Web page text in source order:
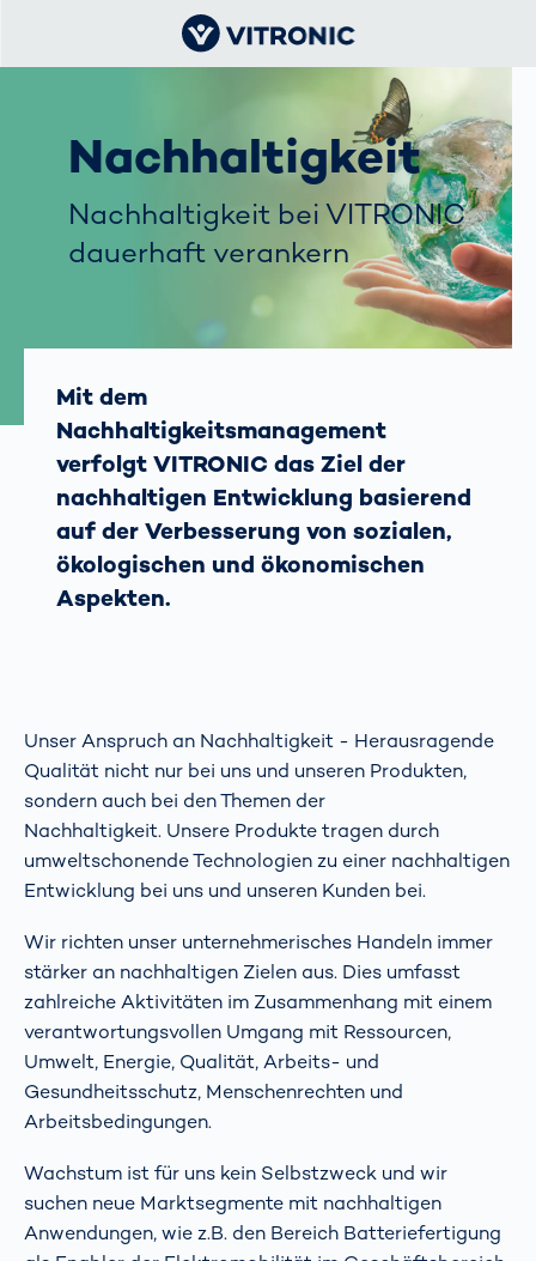
Nachhaltigkeit
Nachhaltigkeit bei VITRONIC
dauerhaft verankern
Mit dem
Nachhaltigkeitsmanagement
verfolgt VITRONIC das Ziel der
nachhaltigen Entwicklung basierend
auf der Verbesserung von sozialen,
ökologischen und ökonomischen
Aspekten.
Unser Anspruch an Nachhaltigkeit - Herausragende
Qualität nicht nur bei uns und unseren Produkten,
sondern auch bei den Themen der
Nachhaltigkeit. Unsere Produkte tragen durch
umweltschonende Technologien zu einer nachhaltigen
Entwicklung bei uns und unseren Kunden bei.
Wir richten unser unternehmerisches Handeln immer
stärker an nachhaltigen Zielen aus. Dies umfasst
zahlreiche Aktivitäten im Zusammenhang mit einem
verantwortungsvollen Umgang mit Ressourcen,
Umwelt, Energie, Qualität, Arbeits- und
Gesundheitsschutz, Menschenrechten und
Arbeitsbedingungen.
Wachstum ist für uns kein Selbstzweck und wir
suchen neue Marktsegmente mit nachhaltigen
Anwendungen, wie z.B. den Bereich Batteriefertigung